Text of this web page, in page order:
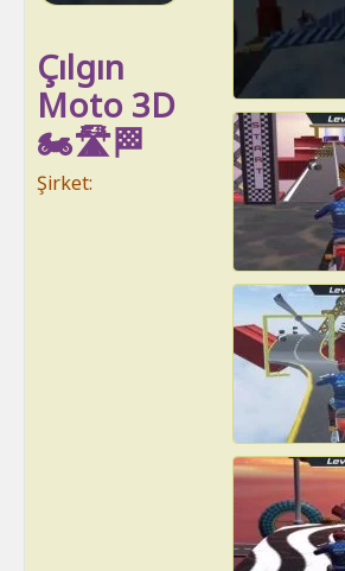
Çılgın
Moto 3D
🏍️🛣️🏁
Şirket: